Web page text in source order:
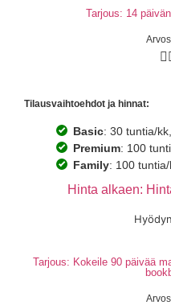
Tarjous: 14

Tilausvaihtoehdot ja hinnat:
Basic: 30 tuntia/
Premium: 100
Family: 100
Hinta alkaen:
Tarjous: Kokeile 90 päivää